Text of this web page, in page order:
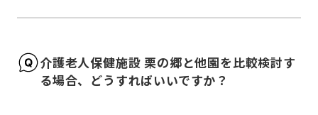
介護老人保健施設 栗の郷と他園を比較検討す
る場合、どうすればいいですか？